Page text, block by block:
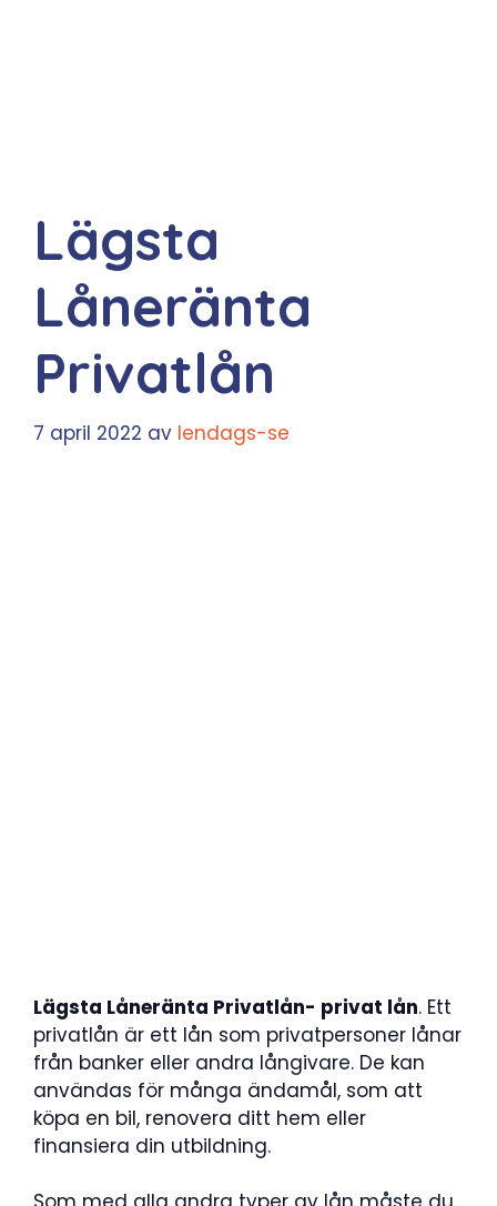
Lägsta
Låneränta
Privatlån
7 april 2022 av lendags-se
Lägsta Låneränta Privatlån- privat lån. Ett
privatlån är ett lån som privatpersoner lånar
från banker eller andra långivare. De kan
användas för många ändamål, som att
köpa en bil, renovera ditt hem eller
finansiera din utbildning.